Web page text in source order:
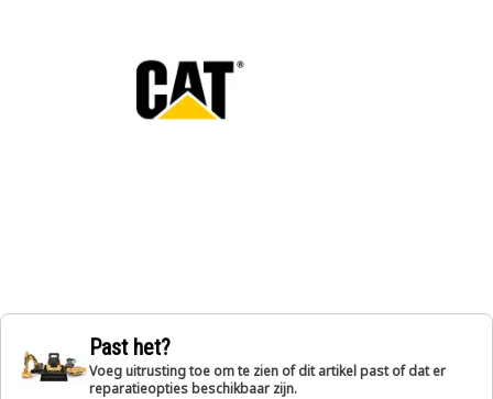
Past het?
Voeg uitrusting toe om te zien of dit artikel past of dat er
reparatieopties beschikbaar zijn.